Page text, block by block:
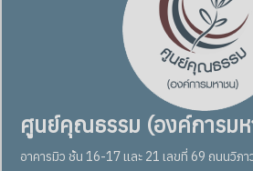
ศูนย์คุณธรรม (องค์การม
อาคารมิว ชั้น 16-17 และ 21 เลขที่ 69 ถนนวิภ